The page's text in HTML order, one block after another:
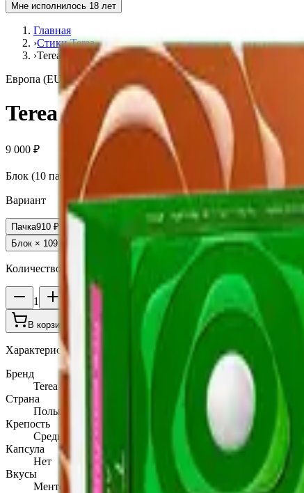
Мне исполнилось 18 лет
Главная
›Стики Terea
›Terea Blue Польша
Европа (EU)
Terea Blue Польша
9 000 ₽
Блок (10 пачек): 910 ₽
Вариант
Пачка910 ₽
Блок × 109 000 ₽
Количество
1
В корзину — 910 ₽
Характеристики
Бренд
Terea
Страна
Польша
Крепость
Средний
Капсула
Нет
Вкусы
Ментол